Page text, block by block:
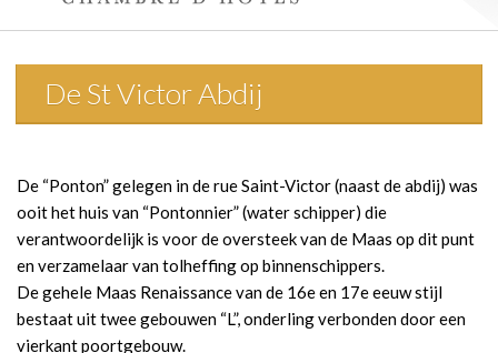
Home
Situatie
Prijs
Contact
De St Victor Abdij
De “Ponton” gelegen in de rue Saint-Victor (naast de abdij) was
ooit het huis van “Pontonnier” (water schipper) die
verantwoordelijk is voor de oversteek van de Maas op dit punt
en verzamelaar van tolheffing op binnenschippers.
De gehele Maas Renaissance van de 16e en 17e eeuw stijl
bestaat uit twee gebouwen “L”, onderling verbonden door een
vierkant poortgebouw.